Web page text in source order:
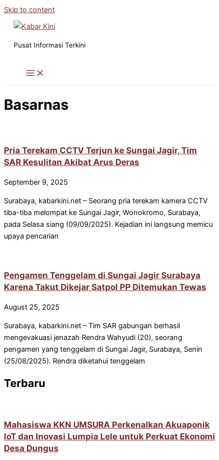
Skip to content
Pusat Informasi Terkini
Basarnas
Pria Terekam CCTV Terjun ke Sungai Jagir, Tim
SAR Kesulitan Akibat Arus Deras
September 9, 2025
Surabaya, kabarkini.net – Seorang pria terekam kamera CCTV
tiba-tiba melompat ke Sungai Jagir, Wonokromo, Surabaya,
pada Selasa siang (09/09/2025). Kejadian ini langsung memicu
upaya pencarian
Pengamen Tenggelam di Sungai Jagir Surabaya
Karena Takut Dikejar Satpol PP Ditemukan Tewas
August 25, 2025
Surabaya, kabarkini.net – Tim SAR gabungan berhasil
mengevakuasi jenazah Rendra Wahyudi (20), seorang
pengamen yang tenggelam di Sungai Jagir, Surabaya, Senin
(25/08/2025). Rendra diketahui tenggelam
Terbaru
Mahasiswa KKN UMSURA Perkenalkan Akuaponik
IoT dan Inovasi Lumpia Lele untuk Perkuat Ekonomi
Desa Dungus